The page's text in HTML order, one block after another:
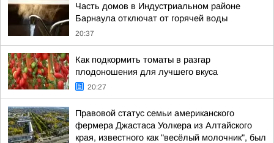
Часть домов в Индустриальном районе
Барнаула отключат от горячей воды
20:37
Как подкормить томаты в разгар
плодоношения для лучшего вкуса
20:27
Правовой статус семьи американского
фермера Джастаса Уолкера из Алтайского
края, известного как "весёлый молочник", был